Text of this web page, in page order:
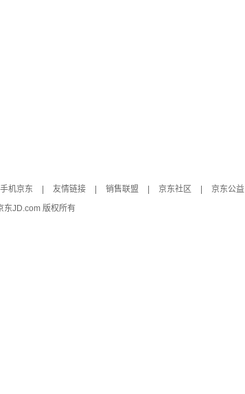
手机京东 友情链接 销售联盟 京东社区
京东公益
东JD.com 版权所有